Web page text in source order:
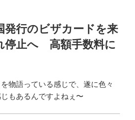
発行のビザカードを来
停止へ 高額手数料に
物語っている感じで、遂に色々
もあるんですよねぇ〜